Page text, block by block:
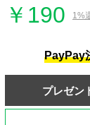
￥190 1%
PayPay
プレゼン